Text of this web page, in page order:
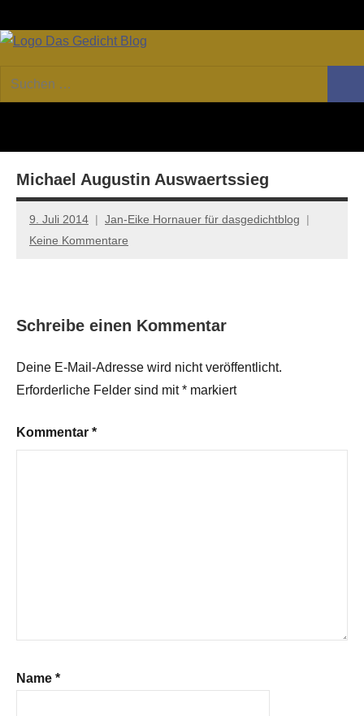
Inhalt
GEDICHT
Forum
von
Lyrik,
Essay
Suchen
nach:
Michael Augustin Auswaertssieg
9. Juli 2014
Jan-Eike Hornauer für dasgedichtblog
Keine Kommentare
Schreibe einen Kommentar
Deine E-Mail-Adresse wird nicht veröffentlicht.
Erforderliche Felder sind mit* markiert
Kommentar *
Name *